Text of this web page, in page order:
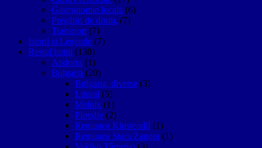
Gastronomie locala (6)
Pregătiri de drum. (7)
Transport (7)
Istorii si Legende (7)
Restul lumii (138)
Andorra (1)
Bulgaria (20)
Bulgaria, diverse (3)
Litoral (5)
Melnik (1)
Plovdiv (2)
Regiunea Kiustendil (1)
Regiunea Stara Zagora (1)